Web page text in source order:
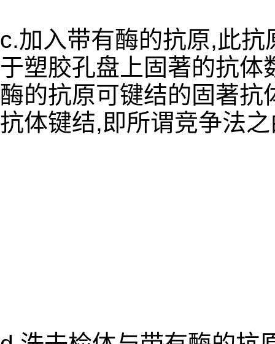
c.加入带有酶的抗原,此
于塑胶孔盘上固著的抗
酶的抗原可键结的固著
抗体键结,即所谓竞争法